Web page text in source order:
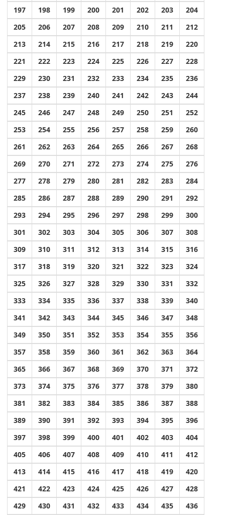
197 198 199 200 201 202 203
204
205
206 207 208 209 210 211
212
213
214 215 216 217 218 219
220
221
222 223 224 225 226 227
228
229
230 231 232 233 234 235
236
237
238 239 240 241 242 243
244
245
246 247 248 249 250 251
252
253
254 255 256 257 258 259
260
261
262 263 264 265 266 267
268
269
270 271 272 273 274 275
276
277
278 279 280 281 282 283
284
285
286 287 288 289 290 291
292
293
294 295 296 297 298 299
300
301
302 303 304 305 306 307
308
309
310 311 312 313 314 315
316
317
318 319 320 321 322 323
324
325
326 327 328 329 330 331
332
333
334 335 336 337 338 339
340
341
342 343 344 345 346 347
348
349
350 351 352 353 354 355
356
357
358 359 360 361 362 363
364
365
366 367 368 369 370 371
372
373
374 375 376 377 378 379
380
381
382 383 384 385 386 387
388
389
390 391 392 393 394 395
396
397
398 399 400 401 402 403
404
405
406 407 408 409 410 411
412
413
414 415 416 417 418 419
420
421
422 423 424 425 426 427
428
429
430 431 432 433 434 435
436